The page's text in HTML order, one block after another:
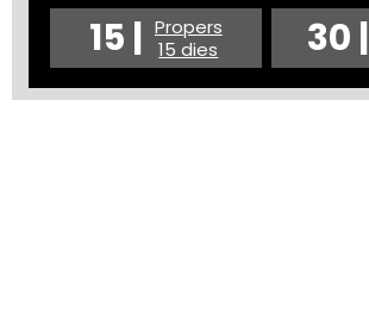
15 | Propers
15 dies
30 |